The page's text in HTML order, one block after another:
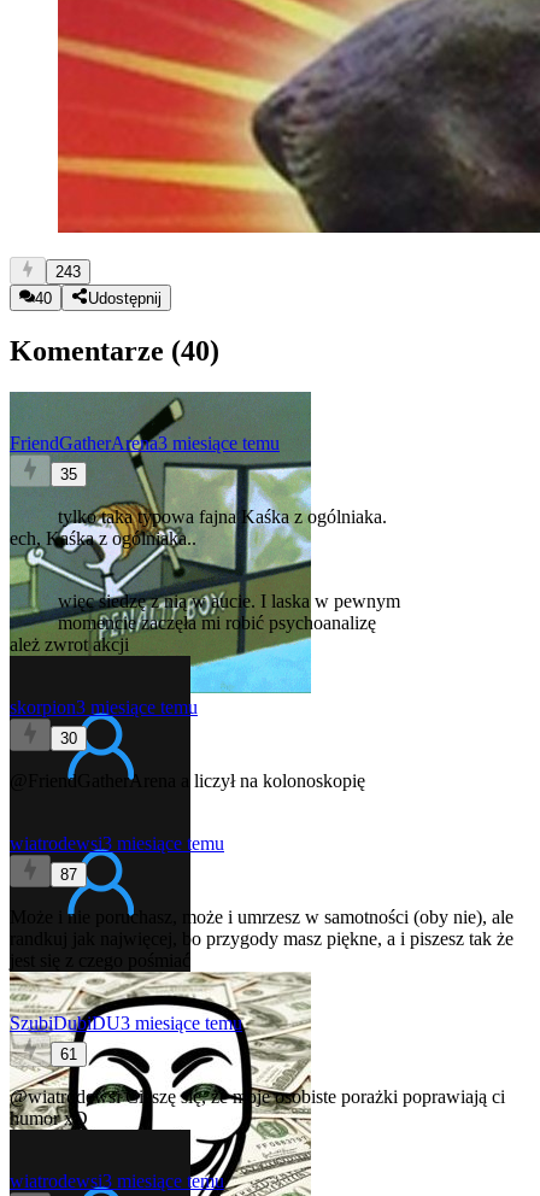
243
40
Udostępnij
Komentarze (40)
FriendGatherArena3 miesiące temu
35
tylko taka typowa fajna Kaśka z ogólniaka.
ech, Kaśka z ogólniaka..
więc siedzę z nią w aucie. I laska w pewnym
momencie zaczęła mi robić psychoanalizę
ależ zwrot akcji
skorpion3 miesiące temu
30
@FriendGatherArena a liczył na kolonoskopię
wiatrodewsi3 miesiące temu
87
Może i nie poruchasz, może i umrzesz w samotności (oby nie), ale
randkuj jak najwięcej, bo przygody masz piękne, a i piszesz tak że
SzubiDubiDU3 miesiące temu
61
@wiatrodewsiCieszę się, że moje osobiste porażki poprawiają ci
humor xD
wiatrodewsi3 miesiące temu